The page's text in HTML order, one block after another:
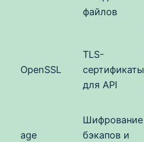
файлов
OpenSSL
TLS-
сертификаты
для API
age
Шифрование
бэкапов и